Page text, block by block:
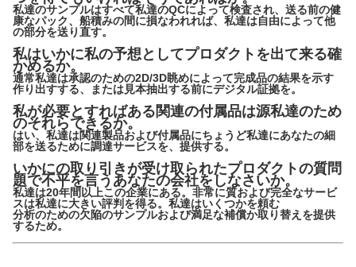
私達のサンプルはすべて私達のQCによって検査され、送る前の健
康なパック、船積みの間に損なわれれば、私達は自由によって他
の部分を送り直す。
私はいかに私の予想としてプロダクトを出て来る確
かめるか。
通常私達は承認のための2D/3D眺めによって完成品の結果を示す
作り出すする、または見本抽出する前にデジタル証拠を。
私が必要とすればある関連の付属品は源私達のため
のそれらできるか。
はい、私達は関連製品および付属品にちょうど私達にあなたの細
部を送るために調達サービスを、提供する。
いかにの取り引きが受け取られたプロダクトの質問
題で不平を言うあなたの会社をしなさいか。
私達は20年間以上この企業にある。非常に質および完全なサービ
スは私達に大きい評判を得る。私達はいくつかを頼む
分析のための欠陥のサンプルおよび満足な補償か取り替えを提供
するため。